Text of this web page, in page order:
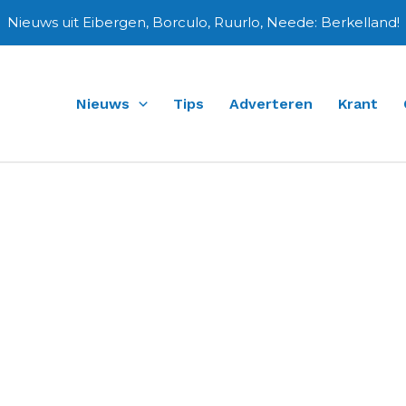
Nieuws uit Eibergen, Borculo, Ruurlo, Neede: Berkelland!
Nieuws Tips Adverteren Krant